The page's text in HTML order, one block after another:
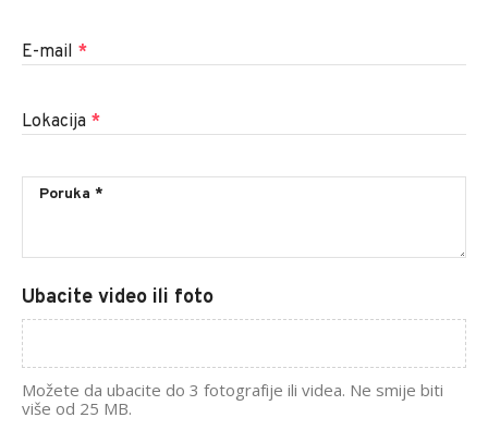
E-mail *
Lokacija *
Ubacite video ili foto
Možete da ubacite do 3 fotografije ili videa. Ne smije biti
više od 25 MB.